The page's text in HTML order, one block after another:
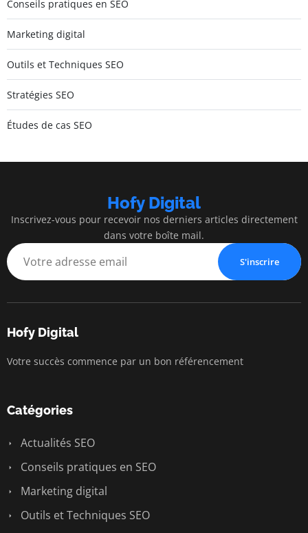
Conseils pratiques en SEO
Marketing digital
Outils et Techniques SEO
Stratégies SEO
Études de cas SEO
Hofy Digital
Inscrivez-vous pour recevoir nos derniers articles directement
dans votre boîte mail.
S'inscrire
Hofy Digital
Votre succès commence par un bon référencement
Catégories
Actualités SEO
Conseils pratiques en SEO
Marketing digital
Outils et Techniques SEO